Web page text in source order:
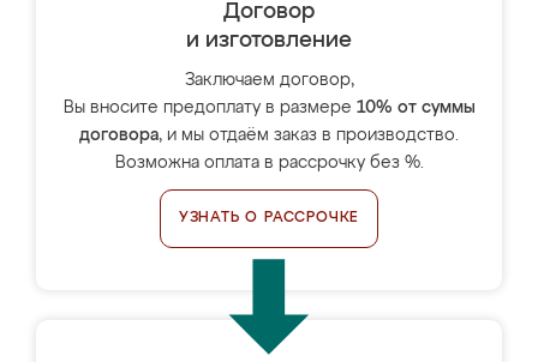
Договор
и изготовление
Заключаем договор,
Вы вносите предоплату в размере 10% от суммы
договора, и мы отдаём заказ в производство.
Возможна оплата в рассрочку без %.
УЗНАТЬ О РАССРОЧКЕ